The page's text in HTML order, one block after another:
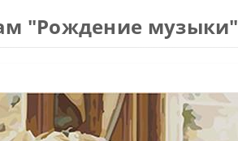
"Рождение музыки"